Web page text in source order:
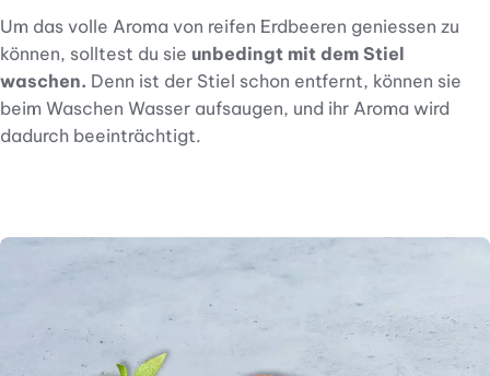
Um das volle Aroma von reifen Erdbeeren geniessen zu
können, solltest du sie unbedingt mit dem Stiel
waschen. Denn ist der Stiel schon entfernt, können sie
beim Waschen Wasser aufsaugen, und ihr Aroma wird
dadurch beeinträchtigt.